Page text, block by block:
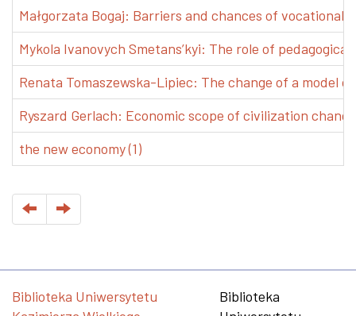
Małgorzata Bogaj: Barriers and chances of vocational
Mykola Ivanovych Smetans’kyi: The role of
Renata Tomaszewska-Lipiec: The change of a model
Ryszard Gerlach: Economic scope of civilization
the new economy (1)
Biblioteka Uniwersytetu
Biblioteka